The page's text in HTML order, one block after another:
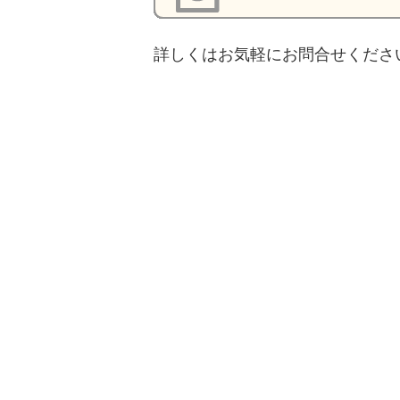
詳しくはお気軽にお問合せくださ